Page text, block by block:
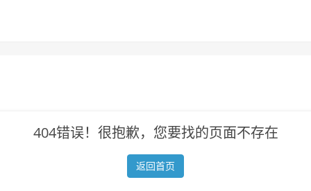
404错误！很抱歉，您要找的页面不存在
返回首页